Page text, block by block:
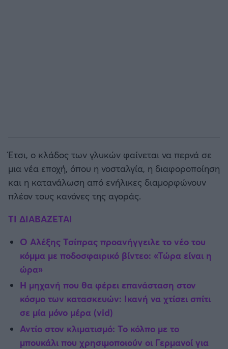
Έτσι, ο κλάδος των γλυκών φαίνεται να περνά σε
μια νέα εποχή, όπου η νοσταλγία, η διαφοροποίηση
και η κατανάλωση από ενήλικες διαμορφώνουν
πλέον τους κανόνες της αγοράς.
TI ΔΙΑΒΑΖΕΤΑΙ
Ο Αλέξης Τσίπρας προανήγγειλε το νέο του
κόμμα με ποδοσφαιρικό βίντεο: «Τώρα είναι η
ώρα»
Η μηχανή που θα φέρει επανάσταση στον
κόσμο των κατασκευών: Ικανή να χτίσει σπίτι
σε μία μόνο μέρα (vid)
Αντίο στον κλιματισμό: Το κόλπο με το
μπουκάλι που χρησιμοποιούν οι Γερμανοί για